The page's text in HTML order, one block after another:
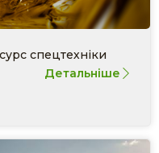
спецтехніки
Детальніше